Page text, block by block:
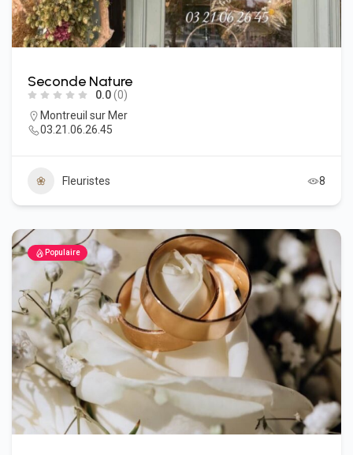
Seconde Nature
0.0(0)
Montreuil sur Mer
03.21.06.26.45
Fleuristes 8
Populaire